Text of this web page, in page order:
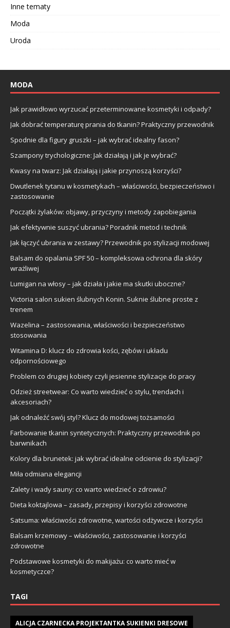
Inne tematy
Moda
Uroda
MODA
Jak prawidłowo wyrzucać przeterminowane kosmetyki i odpady?
Jak dobrać temperaturę prania do tkanin? Praktyczny przewodnik
Spodnie dla figury gruszki – jak wybrać idealny fason?
Szampony trychologiczne: Jak działają i jak je wybrać?
Kwasy na twarz: Jak działają i jakie przynoszą korzyści?
Dwutlenek tytanu w kosmetykach – właściwości, bezpieczeństwo i
zastosowanie
Początki żylaków: objawy, przyczyny i metody zapobiegania
Jak efektywnie suszyć ubrania? Poradnik metod i technik
Jak łączyć ubrania w zestawy? Przewodnik po stylizacji modowej
Balsam do opalania SPF 50 – kompleksowa ochrona dla skóry
wrażliwej
Lumigan na włosy – jak działa i jakie ma skutki uboczne?
Victoria salon sukien ślubnych Konin. Suknie ślubne proste z
trenem
Wazelina – zastosowania, właściwości i bezpieczeństwo
stosowania
Witamina D: klucz do zdrowia kości, zębów i układu
odpornościowego
Problem co drugiej kobiety czyli jesienne stylizacje do pracy
Odzież streetwear: Co warto wiedzieć o stylu, trendach i
akcesoriach?
Jak odnaleźć swój styl? Klucz do modowej tożsamości
Farbowanie tkanin syntetycznych: Praktyczny przewodnik po
barwnikach
Kolory dla brunetek: jak wybrać idealne odcienie do stylizacji?
Miła odmiana elegancji
Zalety i wady sauny: co warto wiedzieć o zdrowiu?
Dieta koktajlowa – zasady, przepisy i korzyści zdrowotne
Satsuma: właściwości zdrowotne, wartości odżywcze i korzyści
Balsam krzemowy – właściwości, zastosowanie i korzyści
zdrowotne
Podstawowe kosmetyki do makijażu: co warto mieć w
kosmetyczce?
TAGI
ALICJA CZARNECKA PROJEKTANTKA SUKIENKI DRESOWE